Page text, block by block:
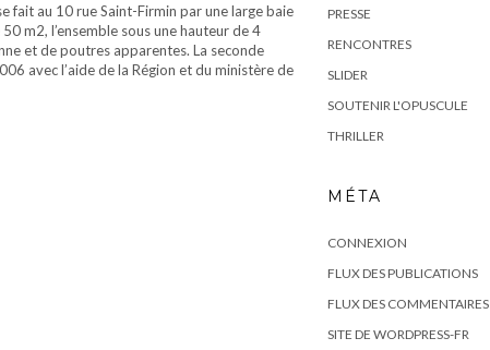
fait au 10 rue Saint-Firmin par une large baie
m2, l’ensemble sous une hauteur de 4
et de poutres apparentes. La seconde
avec l’aide de la Région et du ministère de
PRESSE
RENCONTRES
SLIDER
SOUTENIR L'OPUSCULE
THRILLER
MÉTA
CONNEXION
FLUX DES PUBLICATIONS
FLUX DES COMMENTAIRES
SITE DE WORDPRESS-FR